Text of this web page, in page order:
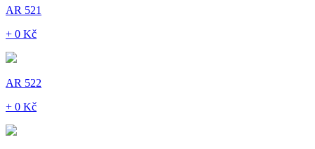
AR 521
+ 0 Kč
AR 522
+ 0 Kč